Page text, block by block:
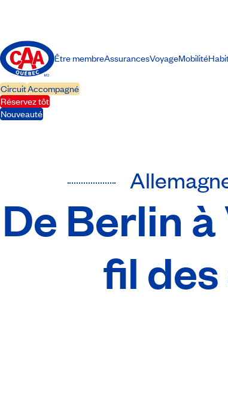
Être membreAssurancesVoyageMobilité
CircuitAccompagné
Réservez tôt
Nouveauté
De Berlin
fil